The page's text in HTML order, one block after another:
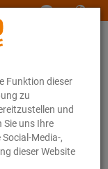
Funktion dieser
zu
und
Sie uns Ihre
Media-,
dieser Website